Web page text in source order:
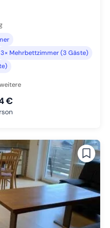
3× Mehrbettzimmer (3 Gäste)
€